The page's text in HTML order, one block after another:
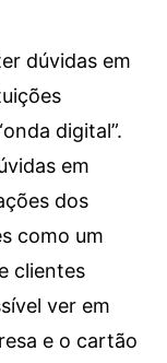
dúvidas em
digital”.
em
dos
como um
clientes
ver em
e o cartão